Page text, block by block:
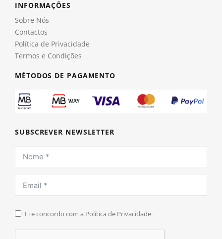
INFORMAÇÕES
Sobre Nós
Contactos
Política de Privacidade
Termos e Condições
MÉTODOS DE PAGAMENTO
SUBSCREVER NEWSLETTER
Li e concordo com a Política de Privacidade.